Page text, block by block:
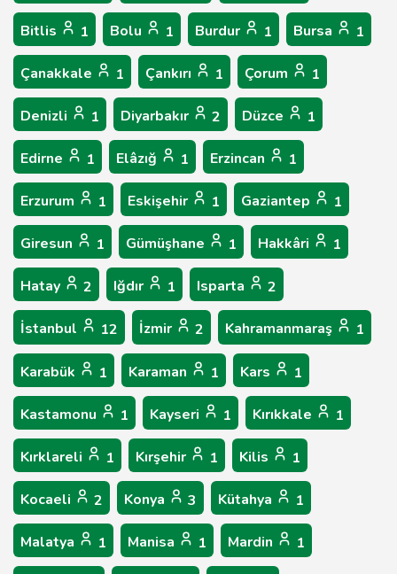
Bitlis 1 Bolu 1 Burdur 1 Bursa 1
Çanakkale 1 Çankırı 1 Çorum 1
Denizli 1 Diyarbakır 2 Düzce 1
Edirne 1 Elâzığ 1 Erzincan 1
Erzurum 1 Eskişehir 1 Gaziantep 1
Giresun 1 Gümüşhane 1 Hakkâri 1
Hatay 2 Iğdır 1 Isparta 2
İstanbul 12 İzmir 2 Kahramanmaraş 1
Karabük 1 Karaman 1 Kars 1
Kastamonu 1 Kayseri 1 Kırıkkale 1
Kırklareli 1 Kırşehir 1 Kilis 1
Kocaeli 2 Konya 3 Kütahya 1
Malatya 1 Manisa 1 Mardin 1